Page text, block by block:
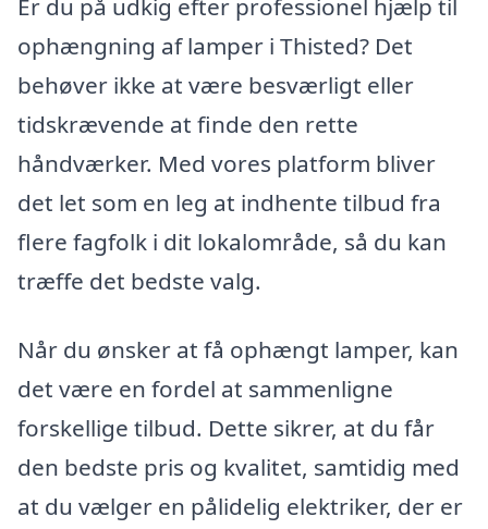
Er du på udkig efter professionel hjælp til
ophængning af lamper i Thisted? Det
behøver ikke at være besværligt eller
tidskrævende at finde den rette
håndværker. Med vores platform bliver
det let som en leg at indhente tilbud fra
flere fagfolk i dit lokalområde, så du kan
træffe det bedste valg.
Når du ønsker at få ophængt lamper, kan
det være en fordel at sammenligne
forskellige tilbud. Dette sikrer, at du får
den bedste pris og kvalitet, samtidig med
at du vælger en pålidelig elektriker, der er